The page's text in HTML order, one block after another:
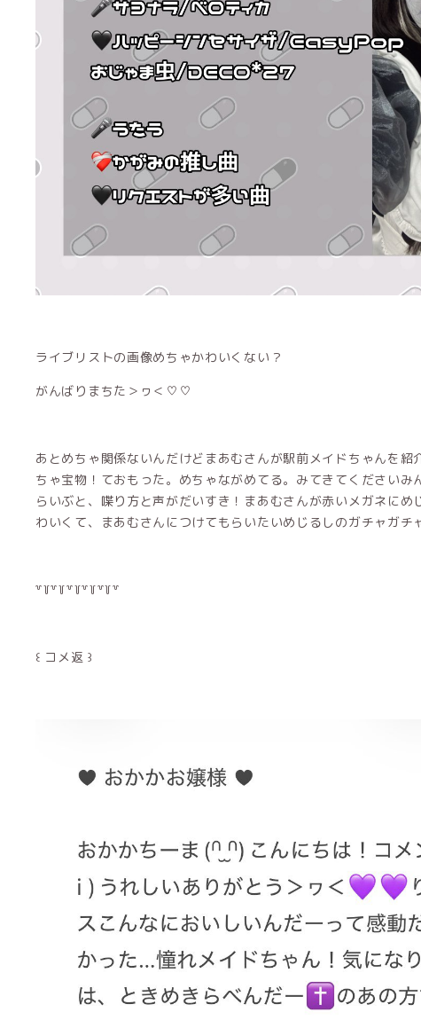
ライブリストの画像めちゃかわいくない？
がんばりまちた＞ヮ＜♡♡
あとめちゃ関係ないんだけどまあむさんが駅前メイドちゃんを紹
ちゃ宝物！ておもった。めちゃながめてる。みてきてくださいみ
らいぶと、喋り方と声がだいすき！まあむさんが赤いメガネに
わいくて、まあむさんにつけてもらいたいめじるしのガチャガチ
꒷꒦꒷꒦꒷꒦꒷꒦꒷꒦꒷
꒰ コメ返 ꒱